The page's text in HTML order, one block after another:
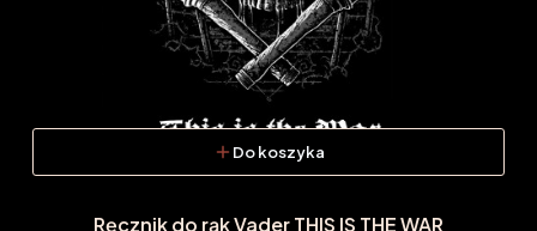
Do koszyka
Ręcznik do rąk Vader THIS IS THE WAR